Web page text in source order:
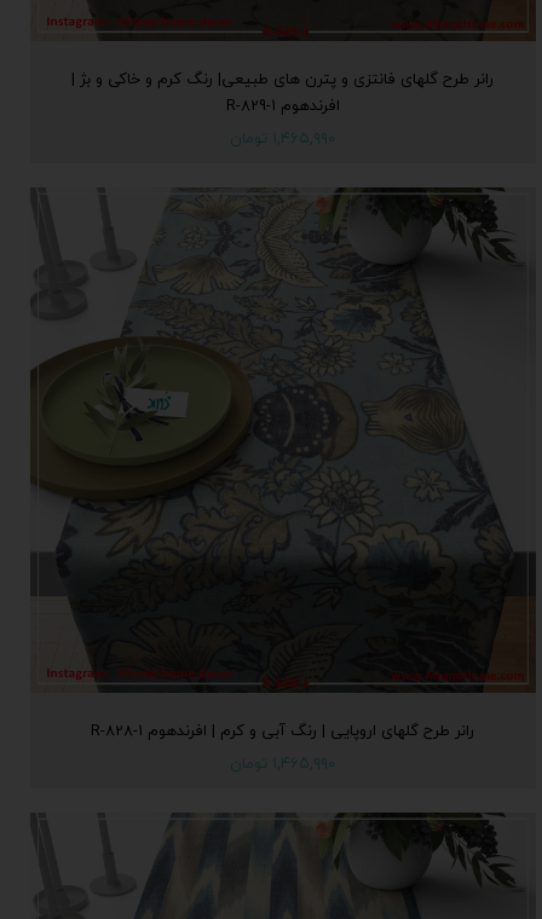
رانر طرح گلهای فانتزی و پترن های طبیعی| رنگ کرم و خاکی و بژ |
افرندهوم R-829-1
۱,۴۶۵,۹۹۰ تومان
رانر طرح گلهای اروپایی | رنگ آبی و کرم | افرندهوم R-828-1
۱,۴۶۵,۹۹۰ تومان